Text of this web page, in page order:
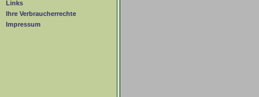
Links
Ihre Verbraucherrechte
Impressum